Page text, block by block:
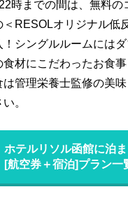
時までの間は、無料
RESOLオリジナル低
！シングルルームには
食材にこだわったお食
管理栄養士監修の美
。
ホテルリソル函館に泊
[航空券＋宿泊]プラン一